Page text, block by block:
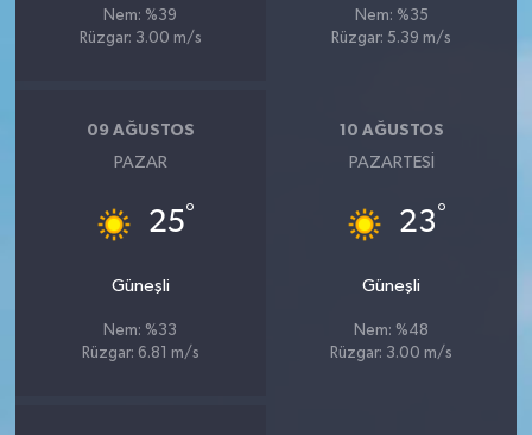
Nem: %39
Rüzgar: 3.00 m/s
Nem: %35
Rüzgar: 5.39 m/s
09 AĞUSTOS
PAZAR
25°
Güneşli
Nem: %33
Rüzgar: 6.81 m/s
10 AĞUSTOS
PAZARTESI
23°
Güneşli
Nem: %48
Rüzgar: 3.00 m/s